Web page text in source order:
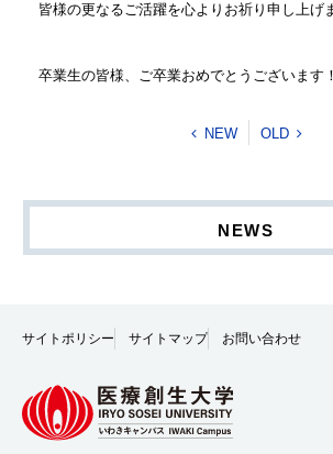
皆様の更なるご活躍を心よりお祈り申し上げ
​卒業生の皆様、ご卒業おめでとうございます！
NEW OLD
NEWS
サイトポリシー サイトマップ お問い合わせ